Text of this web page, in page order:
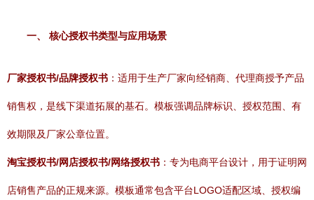
一、 核心授权书类型与应用场景
厂家授权书/品牌授权书 ：适用于生产厂家向经销商、代理商授予产品
销售权，是线下渠道拓展的基石。模板强调品牌标识、授权范围、有
效期限及厂家公章位置。
淘宝授权书/网店授权书/网络授权书 ：专为电商平台设计，用于证明网
店销售产品的正规来源。模板通常包含平台LOGO适配区域、授权编